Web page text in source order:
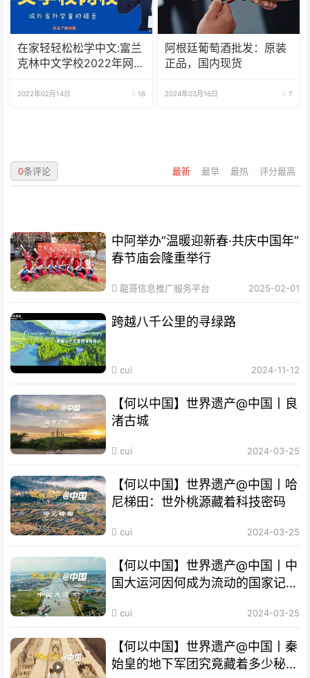
在家轻轻松松学中文:富兰
克林中文学校2022年网校
2022年02月14日 16
阿根廷葡萄酒批发：原装
正品，国内现货
2024年03月16日 7
最新 最早 最热 评分最高
0条评论
中阿举办“温暖迎新春·共庆中国年”
春节庙会隆重举行
龍哥信息推广服务平台 2025-02-01
跨越八千公里的寻绿路
cui 2024-11-12
【何以中国】世界遗产@中国丨良
渚古城
cui 2024-03-25
【何以中国】世界遗产@中国丨哈
尼梯田：世外桃源藏着科技密码
cui 2024-03-25
【何以中国】世界遗产@中国丨中
国大运河因何成为流动的国家记
cui 2024-03-25
【何以中国】世界遗产@中国丨秦
始皇的地下军团究竟藏着多少秘